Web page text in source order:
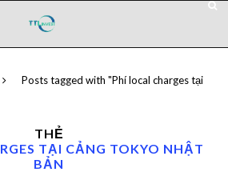
Posts tagged with "Phí local charges tại
THẺ
TẠI CẢNG TOKYO NHẬT
BẢN